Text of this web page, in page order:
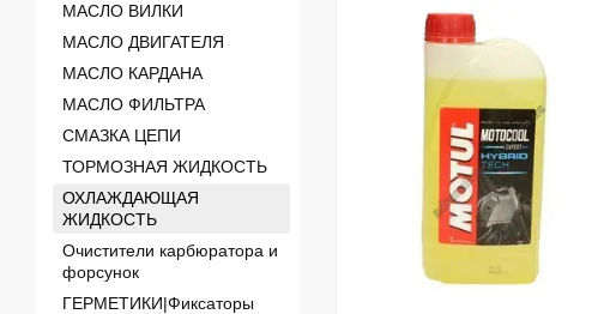
МАСЛО ВИЛКИ
МАСЛО ДВИГАТЕЛЯ
МАСЛО КАРДАНА
МАСЛО ФИЛЬТРА
СМАЗКА ЦЕПИ
ТОРМОЗНАЯ ЖИДКОСТЬ
ОХЛАЖДАЮЩАЯ
ЖИДКОСТЬ
Очистители карбюратора и
форсунок
ГЕРМЕТИКИ|Фиксаторы